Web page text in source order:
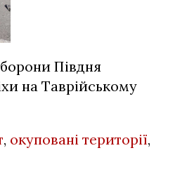
Півдня
на Таврійському
, окуповані території,